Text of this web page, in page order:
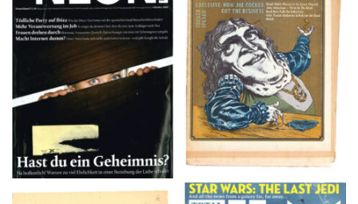
NEON – OKTOBER
2008
Crawdaddy – June/11/72